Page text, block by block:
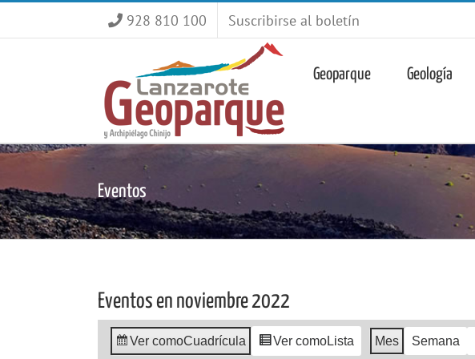
928 810 100 Suscribirse al boletín
Geoparque Geología
Eventos
Eventos en noviembre 2022
Ver comoCuadrícula Ver comoLista Mes Semana